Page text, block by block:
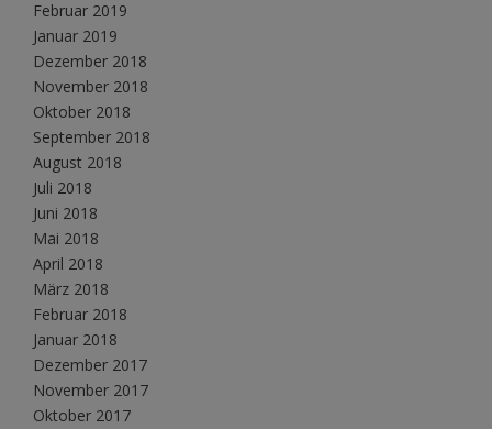
Februar 2019
Januar 2019
Dezember 2018
November 2018
Oktober 2018
September 2018
August 2018
Juli 2018
Juni 2018
Mai 2018
April 2018
März 2018
Februar 2018
Januar 2018
Dezember 2017
November 2017
Oktober 2017